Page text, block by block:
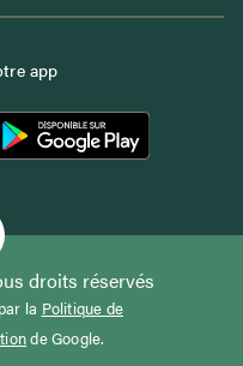
app
droits réservés
la Politique de
de Google.